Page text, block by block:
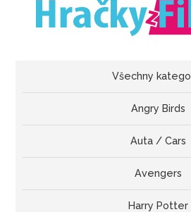
Všechny
Angry Birds
Auta / Cars
Avengers
Harry Potter